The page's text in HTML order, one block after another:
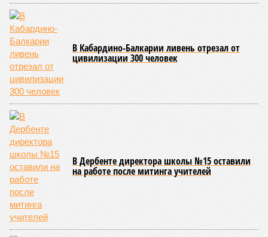
В Кабардино-Балкарии ливень отрезал от
цивилизации 300 человек
В Дербенте директора школы №15 оставили
на работе после митинга учителей